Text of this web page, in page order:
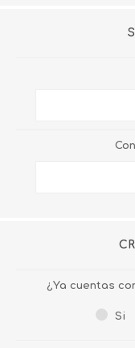
¿Ya cuentas
Si